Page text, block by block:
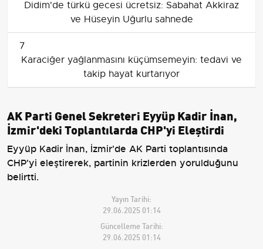
Didim'de türkü gecesi ücretsiz: Sabahat Akkiraz
ve Hüseyin Uğurlu sahnede
7
Karaciğer yağlanmasını küçümsemeyin: tedavi ve
takip hayat kurtarıyor
AK Parti Genel Sekreteri Eyyüp Kadir İnan,
İzmir'deki Toplantılarda CHP'yi Eleştirdi
Eyyüp Kadir İnan, İzmir'de AK Parti toplantısında
CHP'yi eleştirerek, partinin krizlerden yorulduğunu
belirtti.
Yayın Tarihi:
29.06.2025 01:14
Güncelleme Tarihi:
29.06.2025 01:14